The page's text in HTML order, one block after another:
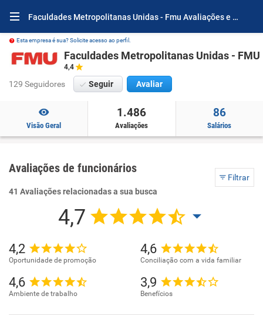
Faculdades Metropolitanas Unidas - Fmu Avaliações e Opiniões
Esta empresa é sua? Solicite acesso ao perfil.
Faculdades Metropolitanas Unidas - FMU
4,4
129 Seguidores Seguir Avaliar
Visão Geral
1.486
Avaliações
86
Salários
Avaliações de funcionários
Filtrar
41 Avaliações relacionadas a sua busca
4,7
4,2
Oportunidade de promoção
4,6
Conciliação com a vida familiar
4,6
Ambiente de trabalho
3,9
Benefícios